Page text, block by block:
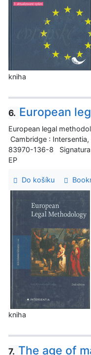
kniha
6. European
European legal
Cambridge :
83970-136-8
EP
Do košíku
kniha
7. The age of